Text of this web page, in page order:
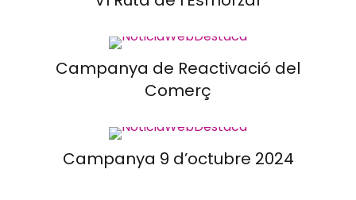
Campanya de Reactivació del
Comerç
Campanya 9 d’octubre 2024